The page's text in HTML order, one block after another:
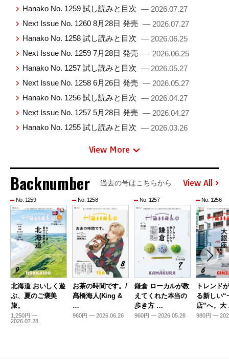
Hanako No. 1259 試し読みと目次 — 2026.07.27
Next Issue No. 1260 8月28日 発売 — 2026.07.27
Hanako No. 1258 試し読みと目次 — 2026.06.25
Next Issue No. 1259 7月28日 発売 — 2026.06.25
Hanako No. 1257 試し読みと目次 — 2026.05.27
Next Issue No. 1258 6月26日 発売 — 2026.05.27
Hanako No. 1256 試し読みと目次 — 2026.04.27
Next Issue No. 1257 5月28日 発売 — 2026.04.27
Hanako No. 1255 試し読みと目次 — 2026.03.26
View More
Backnumber 過去の号はこちらから View All
No. 1259
北海道 おいしく遊
ぶ、夏のご褒美
旅。
1,250円 —
2026.07.28
No. 1258
お茶の時間です。/
髙橋海人(King &
…
960円 — 2026.06.26
No. 1257
鎌倉 ローカルが教
えてくれた本当の
歩き方 …
960円 — 2026.05.28
No. 1256
トレンド
る新しい“
店”へ。
980円 —